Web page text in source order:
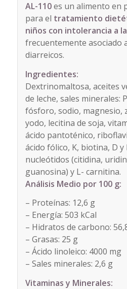
AL-110es un alimento en
para el tratamiento
niños con intolerancia a
frecuentemente asociado
diarreicos.
Ingredientes:
Dextrinomaltosa, aceites
de leche, sales minerales:
fósforo, sodio, magnesio,
yodo, lecitina de soja,
ácido pantoténico,
ácido fólico, K, biotina, D
nucleótidos (citidina,
guanosina) y L- carnitina.
Análisis Medio por 100 g:
– Proteínas: 12,6 g
– Energía: 503 kCal
– Hidratos de carbono:
– Grasas: 25 g
– Ácido linoleico: 4000 mg
– Sales minerales: 2,6 g
Vitaminas y Minerales: